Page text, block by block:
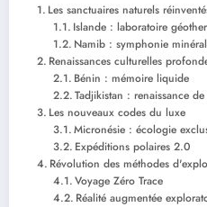
Les sanctuaires naturels
Islande : laboratoire
Namib : symphonie
Renaissances culturelles
Bénin : mémoire liquide
Tadjikistan : renaissance
Les nouveaux codes du luxe
Micronésie : écologie
Expéditions polaires 2.0
Révolution des méthodes
Voyage Zéro Trace
Réalité augmentée